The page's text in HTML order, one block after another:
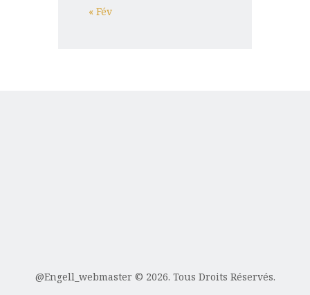
« Fév
@Engell_webmaster © 2026. Tous Droits Réservés.